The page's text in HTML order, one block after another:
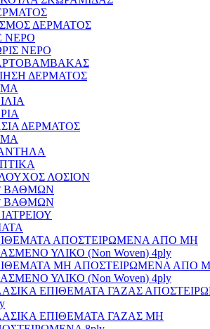
ΔΕΡΜΑΤΟΣ
ΝΕΡΟ
ΝΕΡΟ
ΔΕΡΜΑΤΟΣ
ΔΕΡΜΑΤΟΣ
ΛΟΣΙΟΝ
ΒΑΘΜΩΝ
ΒΑΘΜΩΝ
ΑΠΟΣΤΕΙΡΩΜΕΝΑ ΑΠΟ ΜΗ
ΥΛΙΚΟ (Non Woven) 4ply
ΜΗ ΑΠΟΣΤΕΙΡΩΜΕΝΑ ΑΠΟ
ΥΛΙΚΟ (Non Woven) 4ply
ΕΠΙΘΕΜΑΤΑ ΓΑΖΑΣ
ΕΠΙΘΕΜΑΤΑ ΓΑΖΑΣ ΜΗ